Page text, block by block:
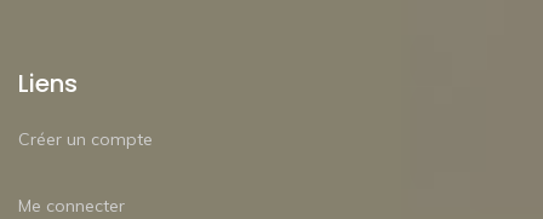
Liens
Créer un compte
Me connecter